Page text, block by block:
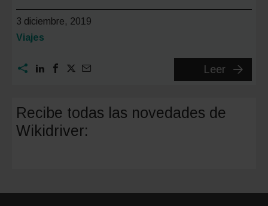
3 diciembre, 2019
Categoría:
Viajes
Leer
Recibe todas las novedades de
Wikidriver: